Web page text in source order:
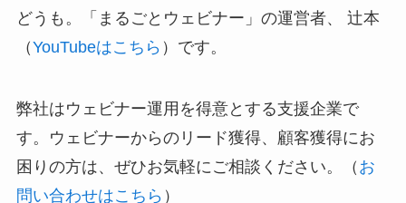
どうも。「まるごとウェビナー」の運営者、 辻本
（YouTubeはこちら ）です。
弊社はウェビナー運用を得意とする支援企業で
す。ウェビナーからのリード獲得、顧客獲得にお
困りの方は、ぜひお気軽にご相談ください。（ お
問い合わせはこちら ）